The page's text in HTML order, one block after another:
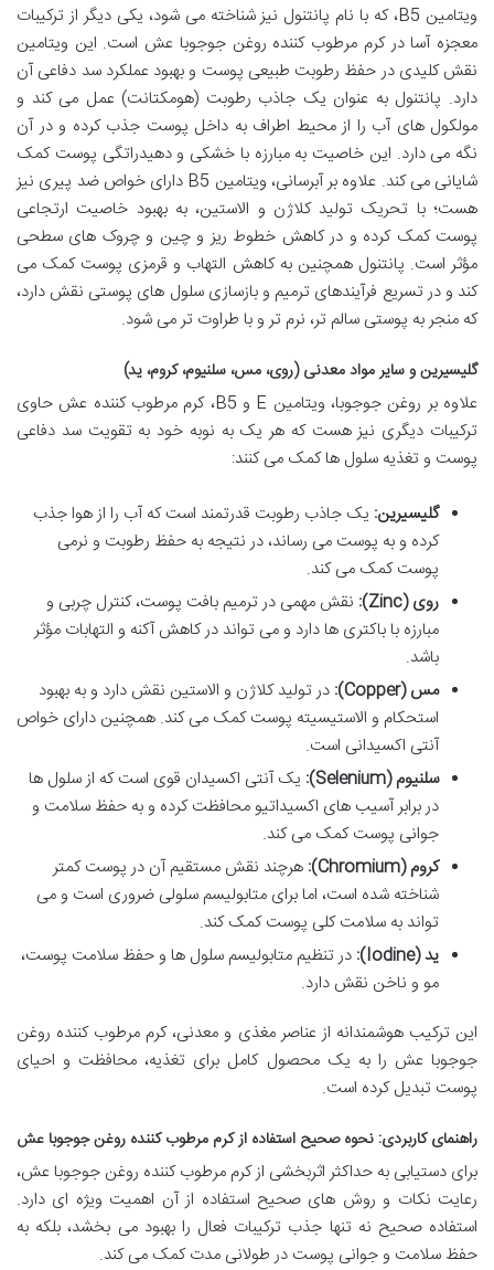
ویتامین B5، که با نام پانتنول نیز شناخته می شود، یکی دیگر از ترکیبات
معجزه آسا در کرم مرطوب کننده روغن جوجوبا عش است. این ویتامین
نقش کلیدی در حفظ رطوبت طبیعی پوست و بهبود عملکرد سد دفاعی آن
دارد. پانتنول به عنوان یک جاذب رطوبت (هومکتانت) عمل می کند و
مولکول های آب را از محیط اطراف به داخل پوست جذب کرده و در آن
نگه می دارد. این خاصیت به مبارزه با خشکی و دهیدراتگی پوست کمک
شایانی می کند. علاوه بر آبرسانی، ویتامین B5 دارای خواص ضد پیری نیز
هست؛ با تحریک تولید کلاژن و الاستین، به بهبود خاصیت ارتجاعی
پوست کمک کرده و در کاهش خطوط ریز و چین و چروک های سطحی
مؤثر است. پانتنول همچنین به کاهش التهاب و قرمزی پوست کمک می
کند و در تسریع فرآیندهای ترمیم و بازسازی سلول های پوستی نقش دارد،
که منجر به پوستی سالم تر، نرم تر و با طراوت تر می شود.
گلیسیرین و سایر مواد معدنی (روی، مس، سلنیوم، کروم، ید)
علاوه بر روغن جوجوبا، ویتامین E و B5، کرم مرطوب کننده عش حاوی
ترکیبات دیگری نیز هست که هر یک به نوبه خود به تقویت سد دفاعی
پوست و تغذیه سلول ها کمک می کنند:
گلیسیرین: یک جاذب رطوبت قدرتمند است که آب را از هوا جذب
کرده و به پوست می رساند، در نتیجه به حفظ رطوبت و نرمی
پوست کمک می کند.
روی (Zinc):
نقش مهمی در ترمیم بافت پوست، کنترل چربی و
مبارزه با باکتری ها دارد و می تواند در کاهش آکنه و التهابات مؤثر
باشد.
مس (Copper):
در تولید کلاژن و الاستین نقش دارد و به بهبود
استحکام و الاستیسیته پوست کمک می کند. همچنین دارای خواص
آنتی اکسیدانی است.
سلنیوم (Selenium):
یک آنتی اکسیدان قوی است که از سلول ها
در برابر آسیب های اکسیداتیو محافظت کرده و به حفظ سلامت و
جوانی پوست کمک می کند.
کروم (Chromium):
هرچند نقش مستقیم آن در پوست کمتر
شناخته شده است، اما برای متابولیسم سلولی ضروری است و می
تواند به سلامت کلی پوست کمک کند.
ید (Iodine):
در تنظیم متابولیسم سلول ها و حفظ سلامت پوست،
مو و ناخن نقش دارد.
این ترکیب هوشمندانه از عناصر مغذی و معدنی، کرم مرطوب کننده روغن
جوجوبا عش را به یک محصول کامل برای تغذیه، محافظت و احیای
پوست تبدیل کرده است.
راهنمای کاربردی: نحوه صحیح استفاده از کرم مرطوب کننده روغن جوجوبا عش
برای دستیابی به حداکثر اثربخشی از کرم مرطوب کننده روغن جوجوبا عش،
رعایت نکات و روش های صحیح استفاده از آن اهمیت ویژه ای دارد.
استفاده صحیح نه تنها جذب ترکیبات فعال را بهبود می بخشد، بلکه به
حفظ سلامت و جوانی پوست در طولانی مدت کمک می کند.